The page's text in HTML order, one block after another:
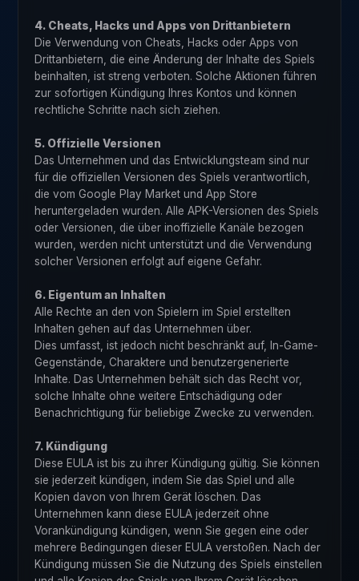
4. Cheats, Hacks und Apps von Drittanbietern
Die Verwendung von Cheats, Hacks oder Apps von
Drittanbietern, die eine Änderung der Inhalte des Spiels
beinhalten, ist streng verboten. Solche Aktionen führen
zur sofortigen Kündigung Ihres Kontos und können
rechtliche Schritte nach sich ziehen.
5. Offizielle Versionen
Das Unternehmen und das Entwicklungsteam sind nur
für die offiziellen Versionen des Spiels verantwortlich,
die vom Google Play Market und App Store
heruntergeladen wurden. Alle APK-Versionen des Spiels
oder Versionen, die über inoffizielle Kanäle bezogen
wurden, werden nicht unterstützt und die Verwendung
solcher Versionen erfolgt auf eigene Gefahr.
6. Eigentum an Inhalten
Alle Rechte an den von Spielern im Spiel erstellten
Inhalten gehen auf das Unternehmen über.
Dies umfasst, ist jedoch nicht beschränkt auf, In-Game-
Gegenstände, Charaktere und benutzergenerierte
Inhalte. Das Unternehmen behält sich das Recht vor,
solche Inhalte ohne weitere Entschädigung oder
Benachrichtigung für beliebige Zwecke zu verwenden.
7. Kündigung
Diese EULA ist bis zu ihrer Kündigung gültig. Sie können
sie jederzeit kündigen, indem Sie das Spiel und alle
Kopien davon von Ihrem Gerät löschen. Das
Unternehmen kann diese EULA jederzeit ohne
Vorankündigung kündigen, wenn Sie gegen eine oder
mehrere Bedingungen dieser EULA verstoßen. Nach der
Kündigung müssen Sie die Nutzung des Spiels einstellen